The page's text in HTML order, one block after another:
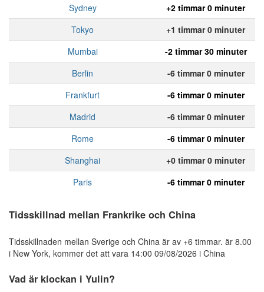
Sydney
+2 timmar 0 minuter
Tokyo
+1 timmar 0 minuter
Mumbai
-2 timmar 30 minuter
Berlin
-6 timmar 0 minuter
Frankfurt
-6 timmar 0 minuter
Madrid
-6 timmar 0 minuter
Rome
-6 timmar 0 minuter
Shanghai
+0 timmar 0 minuter
Paris
-6 timmar 0 minuter
Tidsskillnad mellan Frankrike och China
Tidsskillnaden mellan Sverige och China är av +6 timmar. är 8.00
i New York, kommer det att vara 14:00 09/08/2026 i China
Vad är klockan i Yulin?